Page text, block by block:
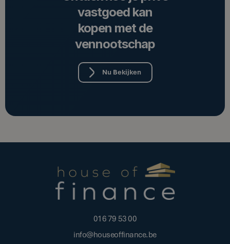
vastgoed kan
kopen met de
vennootschap
Nu Bekijken
016 79 53 00
info@houseoffinance.be